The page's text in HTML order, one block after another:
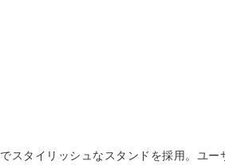
スタイリッシュなスタンドを採用。ユー